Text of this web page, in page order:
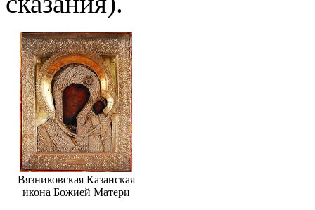
Вязниковская Казанская
икона Божией Матери